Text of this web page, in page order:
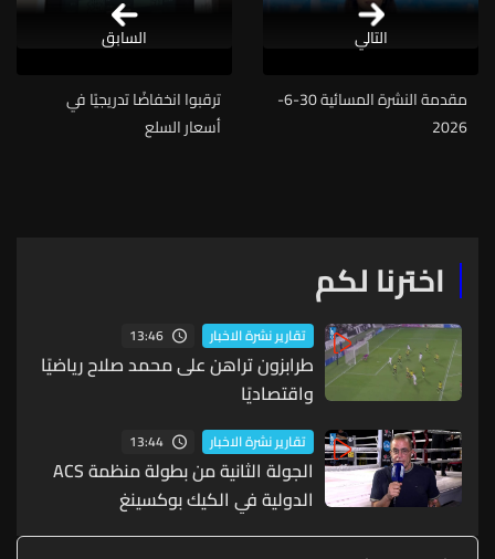
التالي
مقدمة النشرة المسائية 30-6-
2026
ترقبوا انخفاضًا تدريجيًا في
أسعار السلع
السابق
اخترنا لكم
تقارير نشرة الاخبار 13:46
طرابزون تراهن على محمد صلاح رياضيًا
واقتصاديًا
تقارير نشرة الاخبار 13:44
الجولة الثانية من بطولة منظمة ACS
الدولية في الكيك بوكسينغ